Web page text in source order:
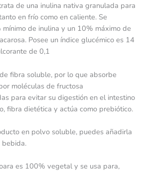
de una inulina nativa granulada para
en frío como en caliente. Se
de inulina y un 10% máximo de
Posee un índice glucémico es 14
de 0,1
fibra soluble, por lo que absorbe
moléculas de fructosa
para evitar su digestión en el intestino
fibra dietética y actúa como prebiótico.
en polvo soluble, puedes añadirla
bebida.
es 100% vegetal y se usa para,